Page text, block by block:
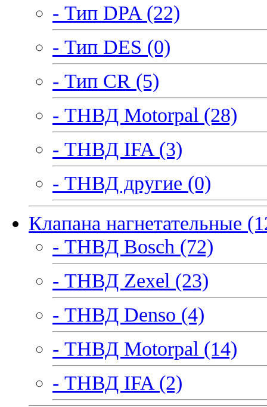
- Тип DPA (22)
- Тип DES (0)
- Тип CR (5)
- ТНВД Motorpal (28)
- ТНВД IFA (3)
- ТНВД другие (0)
Клапана нагнетательные
- ТНВД Bosch (72)
- ТНВД Zexel (23)
- ТНВД Denso (4)
- ТНВД Motorpal (14)
- ТНВД IFA (2)